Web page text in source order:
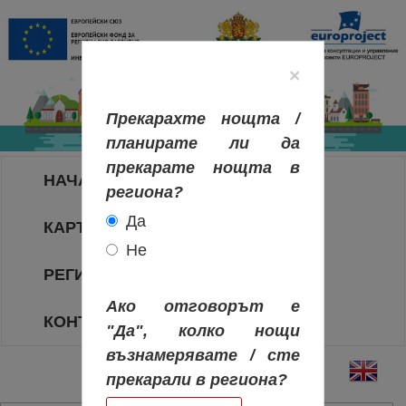
НАЧАЛО
КАРТА НА РЕГИОНИТЕ
РЕГИОНИ
КОНТАКТИ
×
Прекарахте нощта /
планирате ли да
прекарате нощта в
региона?
Да
Не
Ако отговорът е
"Да", колко нощи
възнамерявате / сте
прекарали в региона?